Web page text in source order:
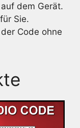
dem Gerät.
Sie.
Code ohne